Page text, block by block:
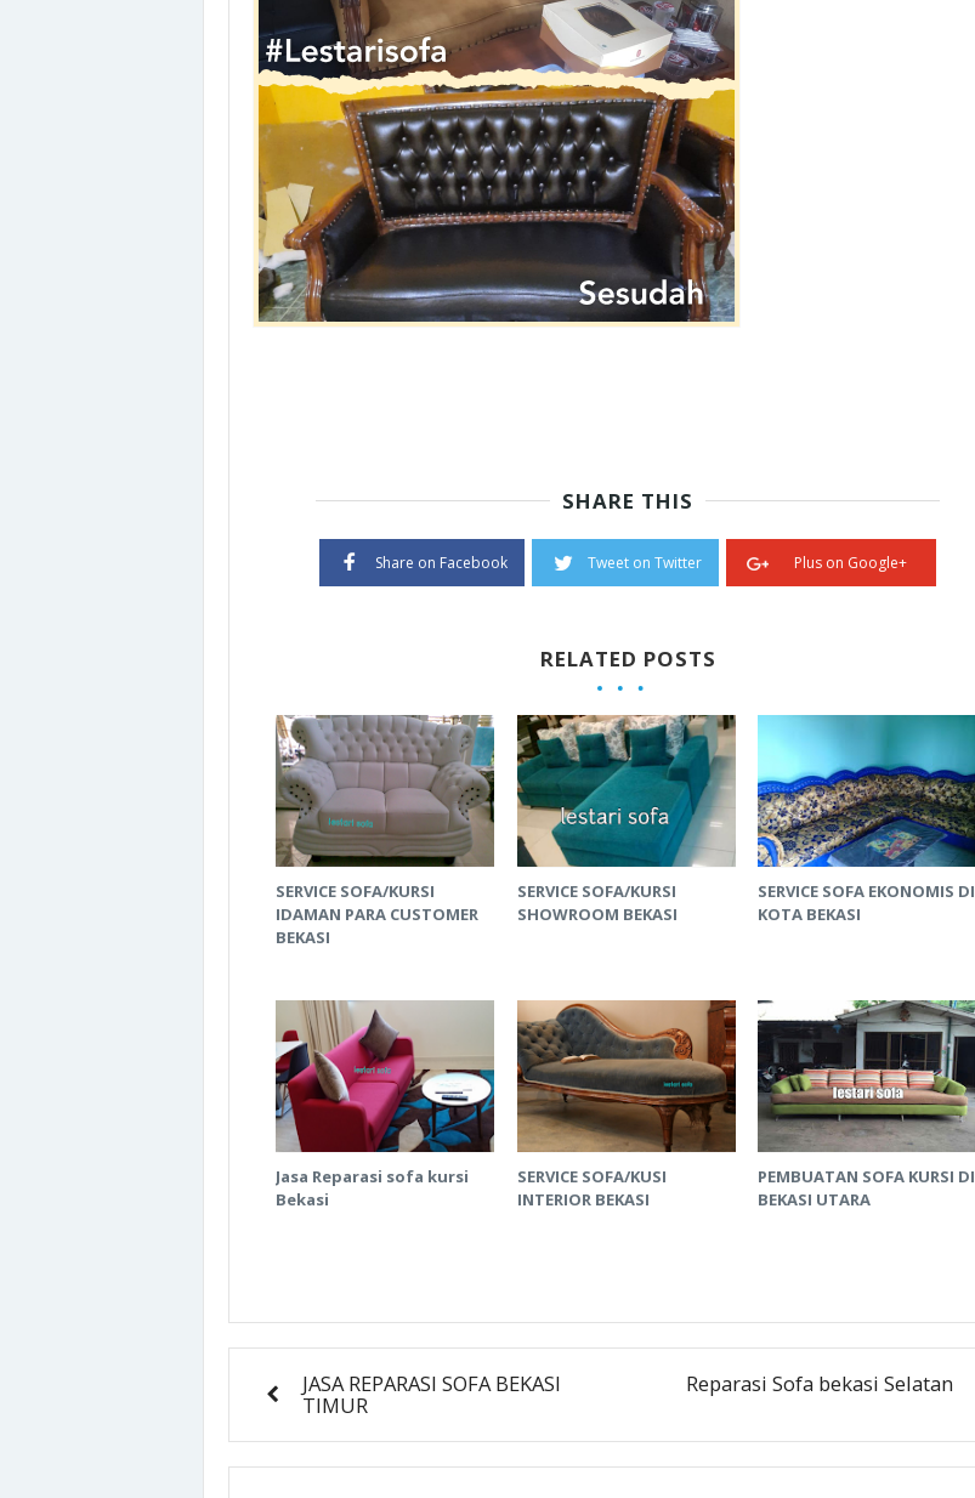
SHARE THIS
Share on Facebook Tweet on Twitter Plus on Google+
RELATED POSTS
SERVICE SOFA/KURSI
IDAMAN PARA CUSTOMER
BEKASI
SERVICE SOFA/KURSI
SHOWROOM BEKASI
SERVICE SOFA EKONOMIS DI
KOTA BEKASI
Jasa Reparasi sofa kursi
Bekasi
SERVICE SOFA/KUSI
INTERIOR BEKASI
PEMBUATAN SOFA KURSI DI
BEKASI UTARA
JASA REPARASI SOFA BEKASI
TIMUR
Reparasi Sofa bekasi Selatan